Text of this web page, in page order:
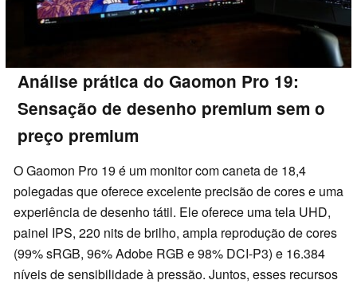
Análise prática do Gaomon Pro 19:
Sensação de desenho premium sem o
preço premium
O Gaomon Pro 19 é um monitor com caneta de 18,4
polegadas que oferece excelente precisão de cores e uma
experiência de desenho tátil. Ele oferece uma tela UHD,
painel IPS, 220 nits de brilho, ampla reprodução de cores
(99% sRGB, 96% Adobe RGB e 98% DCI-P3) e 16.384
níveis de sensibilidade à pressão. Juntos, esses recursos